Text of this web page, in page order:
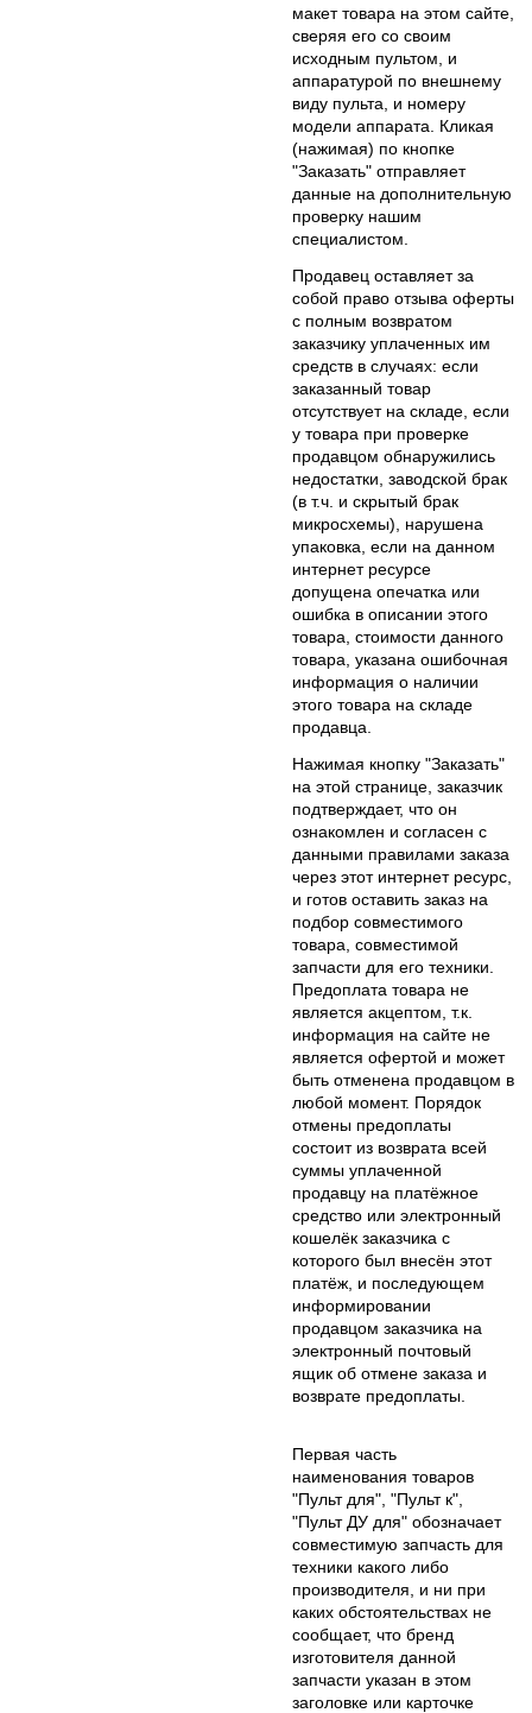
макет товара на этом сайте,
сверяя его со своим
исходным пультом, и
аппаратурой по внешнему
виду пульта, и номеру
модели аппарата. Кликая
(нажимая) по кнопке
"Заказать" отправляет
данные на дополнительную
проверку нашим
специалистом.
Продавец оставляет за
собой право отзыва оферты
с полным возвратом
заказчику уплаченных им
средств в случаях: если
заказанный товар
отсутствует на складе, если
у товара при проверке
продавцом обнаружились
недостатки, заводской брак
(в т.ч. и скрытый брак
микросхемы), нарушена
упаковка, если на данном
интернет ресурсе
допущена опечатка или
ошибка в описании этого
товара, стоимости данного
товара, указана ошибочная
информация о наличии
этого товара на складе
продавца.
Нажимая кнопку "Заказать"
на этой странице, заказчик
подтверждает, что он
ознакомлен и согласен с
данными правилами заказа
через этот интернет ресурс,
и готов оставить заказ на
подбор совместимого
товара, совместимой
запчасти для его техники.
Предоплата товара не
является акцептом, т.к.
информация на сайте не
является офертой и может
быть отменена продавцом в
любой момент. Порядок
отмены предоплаты
состоит из возврата всей
суммы уплаченной
продавцу на платёжное
средство или электронный
кошелёк заказчика с
которого был внесён этот
платёж, и последующем
информировании
продавцом заказчика на
электронный почтовый
ящик об отмене заказа и
возврате предоплаты.
Первая часть
наименования товаров
"Пульт для", "Пульт к",
"Пульт ДУ для" обозначает
совместимую запчасть для
техники какого либо
производителя, и ни при
каких обстоятельствах не
сообщает, что бренд
изготовителя данной
запчасти указан в этом
заголовке или карточке